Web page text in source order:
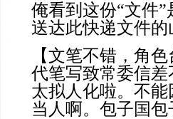
俺看到这份“文件
送达此快递文件
【文笔不错，角
代笔写致常委信
太拟人化啦。不
当人啊。包子国